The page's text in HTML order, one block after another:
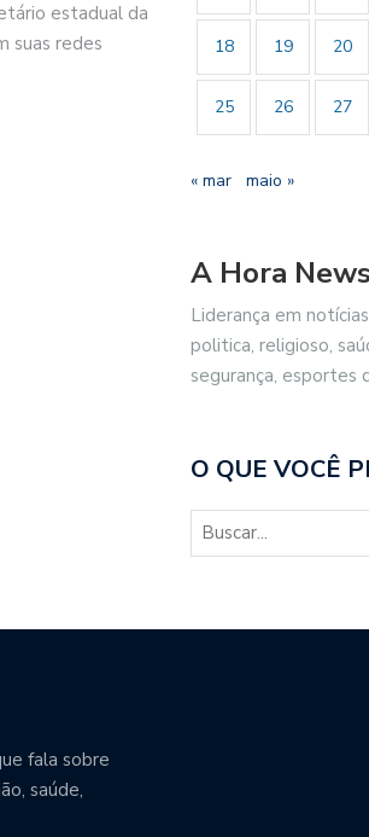
estadual da
suas redes
18 19 20
25 26 27
« mar maio »
A Hora News
Liderança em
politica, religioso,
segurança, esportes
O QUE VOCÊ
fala sobre
saúde,